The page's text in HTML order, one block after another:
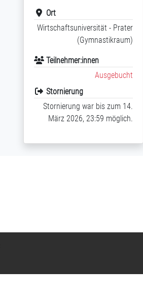
Ort
Wirtschaftsuniversität - Prater
(Gymnastikraum)
Teilnehmer:innen
Ausgebucht
Stornierung
Stornierung war bis zum 14.
März 2026, 23:59 möglich.